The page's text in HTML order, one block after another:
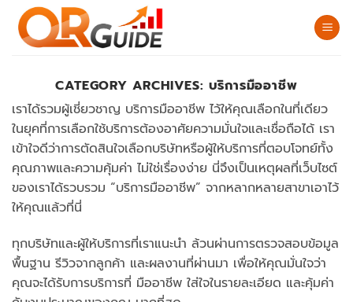
Skip
content
CATEGORY ARCHIVES: บริการมืออาชีพ
เราได้รวมผู้เชี่ยวชาญ บริการมืออาชีพ ไว้ให้คุณเลือกในที่เดียว
ในยุคที่การเลือกใช้บริการต้องอาศัยความมั่นใจและเชื่อถือได้ เรา
เข้าใจดีว่าการตัดสินใจเลือกบริษัทหรือผู้ให้บริการที่ตอบโจทย์ทั้ง
คุณภาพและความคุ้มค่า ไม่ใช่เรื่องง่าย นี่จึงเป็นเหตุผลที่เว็บไซต์
ของเราได้รวบรวม “บริการมืออาชีพ” จากหลากหลายสาขาเอาไว้
ให้คุณแล้วที่นี่
ทุกบริษัทและผู้ให้บริการที่เราแนะนำ ล้วนผ่านการตรวจสอบข้อมูล
พื้นฐาน รีวิวจากลูกค้า และผลงานที่ผ่านมา เพื่อให้คุณมั่นใจว่า
คุณจะได้รับการบริการที่ มืออาชีพ ใส่ใจในรายละเอียด และคุ้มค่า